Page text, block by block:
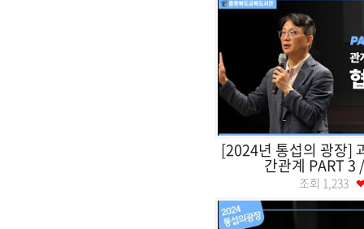
[2024년 통섭의 광장]
간관계 PART 3
조회 1,233